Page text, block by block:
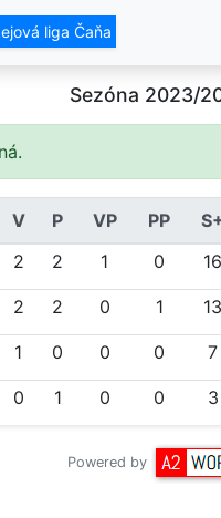
liga Čaňa
Sezóna 2023/
V P VP PP
2 2 1 0 16
2 2 0 1 13
1 0 0 0 7
0 1 0 0 3
Powered by